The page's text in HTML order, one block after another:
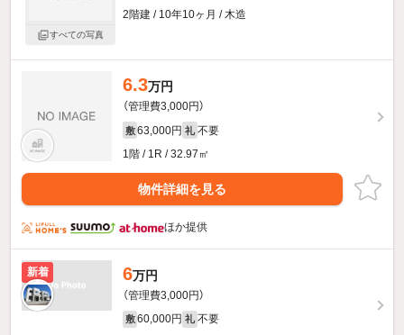
すべての写真
2階建 / 10年10ヶ月 / 木造
6.3万円
（管理費3,000円）
敷 63,000円 礼 不要
1階 / 1R / 32.97㎡
物件詳細を見る
ほか提供
新着 6万円
（管理費3,000円）
敷 60,000円 礼 不要